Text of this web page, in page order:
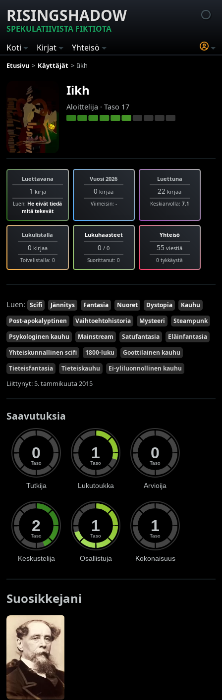
RISINGSHADOW
SPEKULATIIVISTA FIKTIOTA
Koti
Kirjat Yhteisö
Etusivu Käyttäjät Iikh
Iikh
Aloittelija · Taso 17
Luettavana
1 kirja
Luen: He eivät tiedä
mitä tekevät
Vuosi 2026
0 kirjaa
Viimeisin: -
Luettuna
22 kirjaa
Keskiarvolla: 7.1
Lukulistalla
0 kirjaa
Toivelistalla: 0
Lukuhaasteet
0 / 0
Suorittanut: 0
Yhteisö
55 viestiä
0 tykkäystä
Luen: Scifi Jännitys Fantasia Nuoret Dystopia
Kauhu
Post-apokalyptinen
Vaihtoehtohistoria Mysteeri
Steampunk
Psykologinen kauhu
Mainstream Satufantasia
Eläinfantasia
Yhteiskunnallinen scifi
1800-luku
Goottilainen kauhu
Tieteisfantasia
Tieteiskauhu Ei-yliluonnollinen kauhu
Liittynyt: 5. tammikuuta 2015
Saavutuksia
0
Taso
Tutkija
1
Taso
Lukutoukka
0
Taso
Arvioija
2
Taso
Keskustelija
1
Taso
Osallistuja
1
Taso
Kokonaisuus
Suosikkejani